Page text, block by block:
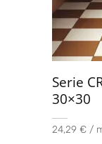
Serie
30×30
24,29 € /